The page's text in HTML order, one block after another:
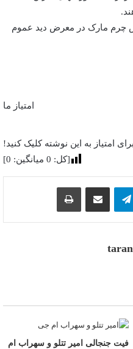
چرم مارک در معرض دید عموم
امتیاز ما
برای امتیاز به این نوشته کلیک کنید!
[کل: 0 میانگین: 0
]
تلگرام اشتراک گذاری از طریق ایمیل
فیت جنجالی امیر تتلو و سهراب ام